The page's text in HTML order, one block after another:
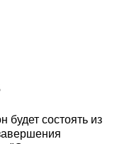
состоять из